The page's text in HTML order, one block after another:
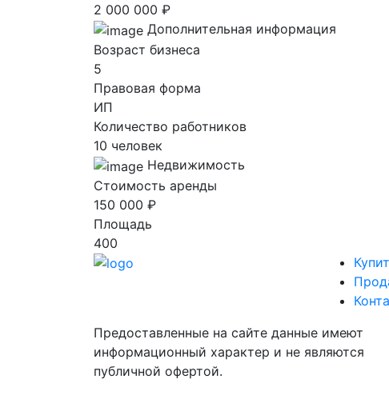
2 000 000 ₽
Дополнительная информация
Возраст бизнеса
5
Правовая форма
ИП
Количество работников
10 человек
Недвижимость
Стоимость аренды
150 000 ₽
Площадь
400
Предоставленные на сайте данные имеют
информационный характер и не являются
публичной офертой.